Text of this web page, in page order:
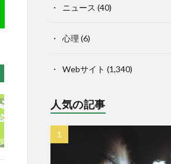
ニュース (40)
心理 (6)
Webサイト (1,340)
人気の記事